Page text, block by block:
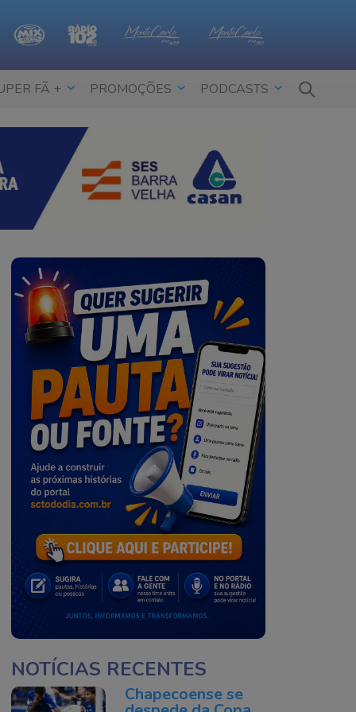
FÃ + PROMOÇÕES PODCASTS
NOTÍCIAS RECENTES
Chapecoense se